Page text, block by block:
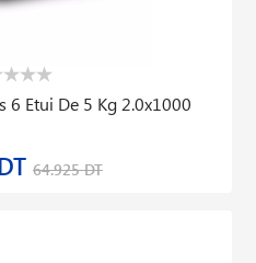
6 Etui De 5 Kg 2.0x1000
64.925 DT